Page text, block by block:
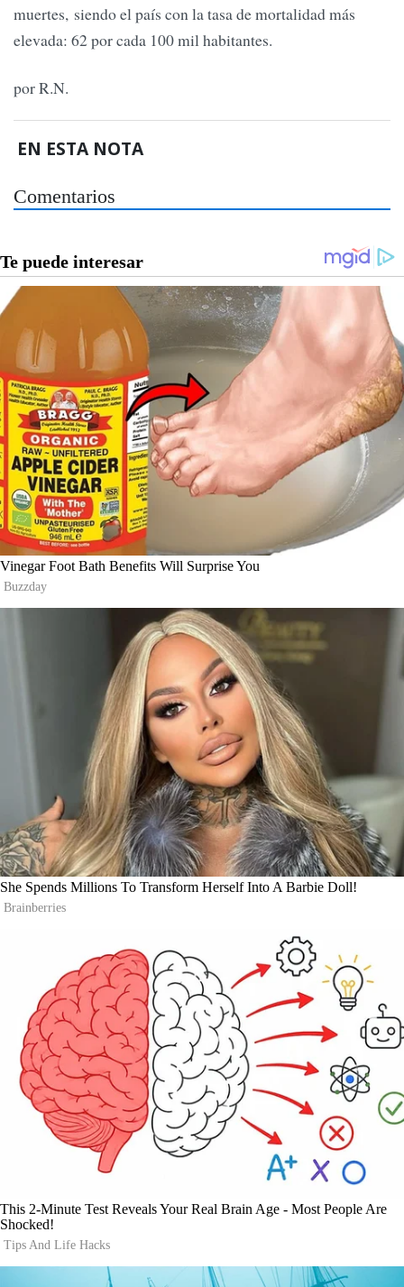
muertes, siendo el país con la tasa de mortalidad más
elevada: 62 por cada 100 mil habitantes.
por R.N.
EN ESTA NOTA
Comentarios